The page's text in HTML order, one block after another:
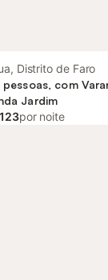
Distrito de Faro
pessoas, com
Jardim
por noite